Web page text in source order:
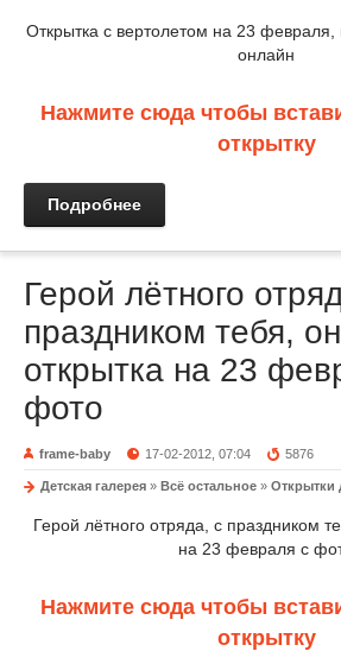
Открытка с вертолетом на 23
онлайн
Нажмите сюда чтобы
открытку
Подробнее
Герой лётного
праздником тебя,
открытка на 23
фото
frame-baby 17-02-2012, 07:04 5876
Детская галерея » Всё остальное » Открытки
Герой лётного отряда, с праздником
на 23 февраля с
Нажмите сюда чтобы
открытку